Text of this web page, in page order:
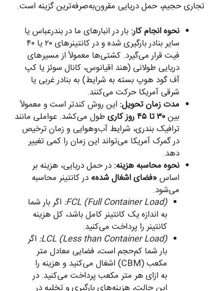
تجاری حجیم، حمل دریایی مقرون‌به‌صرفه‌ترین گزینه است.
نحوه انجام کار: بار در انبارهای ما در بندرعباس یا
سایر بنادر بارگیری شده و در کانتینرهای ۲۰ یا ۴۰
فیت قرار می‌گیرد. کشتی‌ها معمولاً از مسیرهای
دریایی طولانی (هند اقیانوس، کانال سوئز یا کپ
آف گود هوپ بسته به شرایط) به بنادر غربی یا
شرقی آمریکا حرکت می‌کنند.
مدت زمان تحویل: این روش کندتر است و معمولاً
بین۳۰ تا ۴۵ روز کاری
طول می‌کشد. عواملی مانند
ترافیک بندری، شرایط آب‌وهوایی و زمان ترخیص
در گمرک آمریکا می‌تواند این زمان را کمی تغییر
دهد.
نحوه محاسبه هزینه: در حمل دریایی، هزینه بر
اساس«فضای اشغال شده» در کانتینر محاسبه
می‌شود.
FCL (Full Container Load): اگر بار شما
به اندازه یک کانتینر کامل باشد، کل هزینه
کانتینر را پرداخت می‌کنید.
LCL (Less than Container Load): اگر
بار شما کم‌حجم است، فضایی معادل متر
مکعب (CBM) اشغال می‌کنید و هزینه را
به ازای هر متر مکعب پرداخت می‌کنید. در
این حالت، هزینه‌های بارگیری و تخلیه در